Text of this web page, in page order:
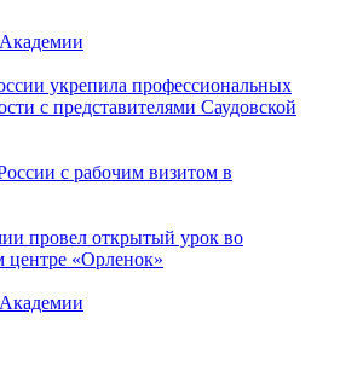
Академии
укрепила профессиональных
с представителями Саудовской
с рабочим визитом в
провел открытый урок во
центре «Орленок»
Академии